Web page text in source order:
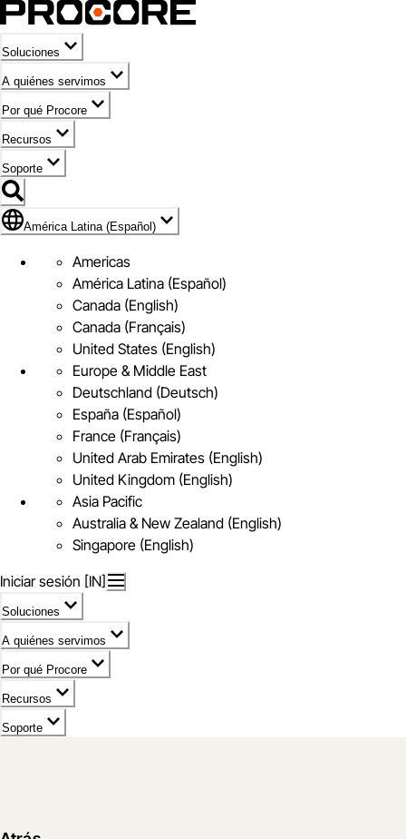
Soluciones
A quiénes servimos
Por qué Procore
Recursos
Soporte
Bandera de América Latina (Español)
América Latina (Español)
Americas
América Latina (Español)
Canada (English)
Canada (Français)
United States (English)
Europe & Middle East
Deutschland (Deutsch)
España (Español)
France (Français)
United Arab Emirates (English)
United Kingdom (English)
Asia Pacific
Australia & New Zealand (English)
Singapore (English)
Iniciar sesión [IN]
Soluciones
A quiénes servimos
Por qué Procore
Recursos
Soporte